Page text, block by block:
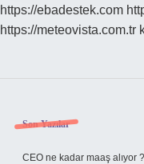
https://ebadestek.com
https://meteovista.com.tr
Sidebar
Son Yazılar
CEO ne kadar maaş alıyor ?